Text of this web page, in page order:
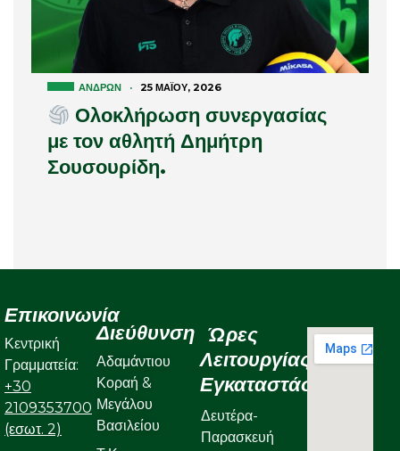
ΑΝΔΡΏΝ · 25 ΜΑΪ́ΟΥ, 2026
Ολοκλήρωση συνεργασίας
με τον αθλητή Δημήτρη
Σουσουρίδη.
Επικοινωνία
Κεντρική
Γραμματεία:
+30
2109353700
(εσωτ. 2)
Διεύθυνση
Αδαμάντιου
Κοραή &
Μεγάλου
Βασιλείου
Ώρες
Λειτουργίας
Εγκαταστάσεων
Δευτέρα-
Παρασκευή